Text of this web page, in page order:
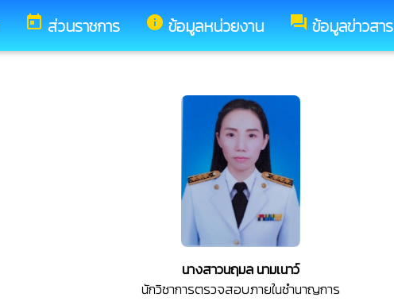
today ส่วนราชการ info ข้อมูลหน่วยงาน forum ข้อมูลข่าวสาร
นางสาวนฤมล นามเนาว์
นักวิชาการตรวจสอบภายในชำนาญการ